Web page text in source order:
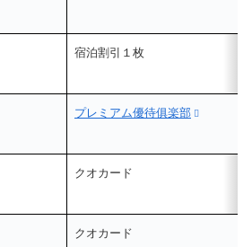
宿泊割引１枚
プレミアム優待俱楽部
クオカード
クオカード